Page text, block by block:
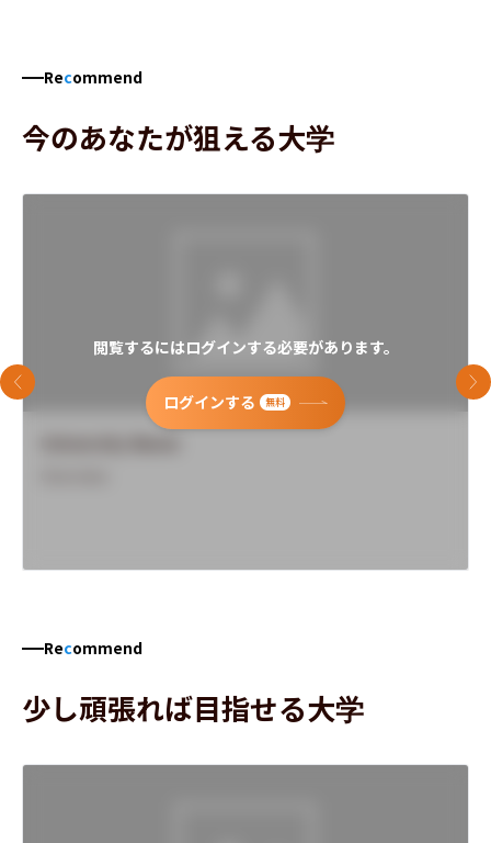
Recommend
今のあなたが狙える大学
閲覧するにはログインする必要があります。
ログインする 無料
前のスライド 次
Recommend
少し頑張れば目指せる大学